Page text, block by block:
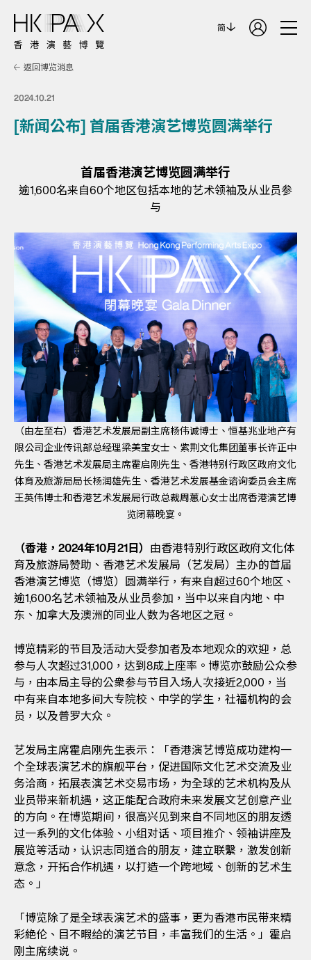
简
返回博览消息
2024.10.21
[新闻公布] 首届香港演艺博览圆满举行
首届香港演艺博览圆满举行
逾1,600名来自60个地区包括本地的艺术领袖及从业员参
与
（由左至右）香港艺术发展局副主席杨伟诚博士、恒基兆业地产有
限公司企业传讯部总经理梁美宝女士、紫荆文化集团董事长许正中
先生、香港艺术发展局主席霍启刚先生、香港特别行政区政府文化
体育及旅游局局长杨润雄先生、香港艺术发展基金谘询委员会主席
王英伟博士和香港艺术发展局行政总裁周蕙心女士出席香港演艺博
览闭幕晚宴。
（香港，2024年10月21日） 由香港特别行政区政府文化体
育及旅游局赞助、香港艺术发展局（艺发局）主办的首届
香港演艺博览（博览）圆满举行，有来自超过60个地区、
逾1,600名艺术领袖及从业员参加，当中以来自内地、中
东、加拿大及澳洲的同业人数为各地区之冠。
博览精彩的节目及活动大受参加者及本地观众的欢迎，总
参与人次超过31,000，达到8成上座率。博览亦鼓励公众参
与，由本局主导的公衆参与节目入场人次接近2,000，当
中有来自本地多间大专院校、中学的学生，社福机构的会
员，以及普罗大众。
艺发局主席霍启刚先生表示：「香港演艺博览成功建构一
个全球表演艺术的旗舰平台，促进国际文化艺术交流及业
务洽商，拓展表演艺术交易市场，为全球的艺术机构及从
业员带来新机遇，这正能配合政府未来发展文艺创意产业
的方向。在博览期间，很高兴见到来自不同地区的朋友透
过一系列的文化体验、小组对话、项目推介、领袖讲座及
展览等活动，认识志同道合的朋友，建立联繫，激发创新
意念，开拓合作机遇，以打造一个跨地域、创新的艺术生
态。」
「博览除了是全球表演艺术的盛事，更为香港巿民带来精
彩絶伦、目不暇给的演艺节目，丰富我们的生活。」霍启
刚主席续说。